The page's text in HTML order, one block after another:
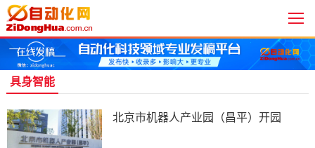
具身智能
北京市机器人产业园（昌平）开园